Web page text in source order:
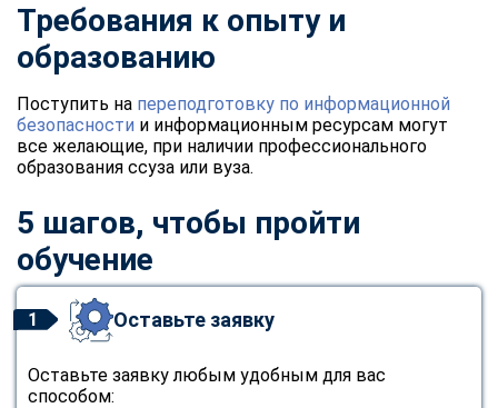
Требования к опыту и
образованию
Поступить на переподготовку по информационной
безопасности и информационным ресурсам могут
все желающие, при наличии профессионального
образования ссуза или вуза.
5 шагов, чтобы пройти
обучение
1 Оставьте заявку
Оставьте заявку любым удобным для вас
способом: